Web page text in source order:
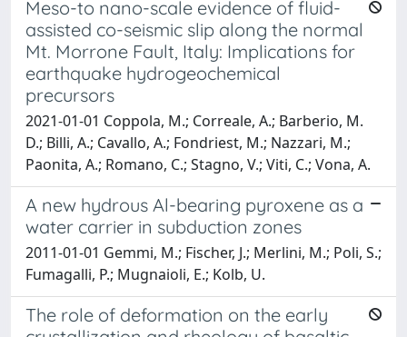
Meso-to nano-scale evidence of fluid-
assisted co-seismic slip along the normal
Mt. Morrone Fault, Italy: Implications for
earthquake hydrogeochemical
precursors
2021-01-01 Coppola, M.; Correale, A.; Barberio, M.
D.; Billi, A.; Cavallo, A.; Fondriest, M.; Nazzari, M.;
Paonita, A.; Romano, C.; Stagno, V.; Viti, C.; Vona, A.
A new hydrous Al-bearing pyroxene as a
water carrier in subduction zones
2011-01-01 Gemmi, M.; Fischer, J.; Merlini, M.; Poli, S.;
Fumagalli, P.; Mugnaioli, E.; Kolb, U.
The role of deformation on the early